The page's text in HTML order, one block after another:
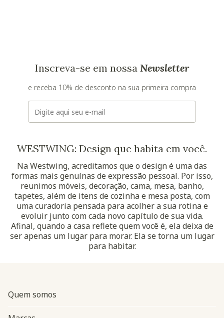
Inscreva-se em nossa Newsletter
e receba 10% de desconto na sua primeira compra
E-mail
WESTWING: Design que habita em você.
Na Westwing, acreditamos que o design é uma das
formas mais genuínas de expressão pessoal. Por isso,
reunimos móveis, decoração, cama, mesa, banho,
tapetes, além de itens de cozinha e mesa posta, com
uma curadoria pensada para acolher a sua rotina e
evoluir junto com cada novo capítulo de sua vida.
Afinal, quando a casa reflete quem você é, ela deixa de
ser apenas um lugar para morar. Ela se torna um lugar
para habitar.
Quem somos